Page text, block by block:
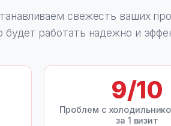
свежесть ваших
будет работать надежно и
9/10
Проблем с
за 1 визит